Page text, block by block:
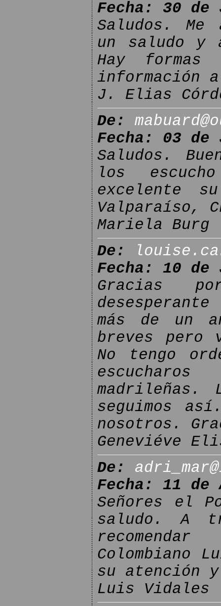
Fecha: 30 de
Saludos.
un saludo y
Hay formas
información
J. Elias
De:
Fecha: 03
Saludos.
los
excelente
Valparaíso,
Mariela Burg
De:
Fecha: 10
Gracias
más de un
breves pero
No tengo
madrileñas.
seguimos
nosotros.
Geneviéve
De:
Fecha: 11 de
Señores el
saludo. A
Colombiano
su atención
Luis Vidales